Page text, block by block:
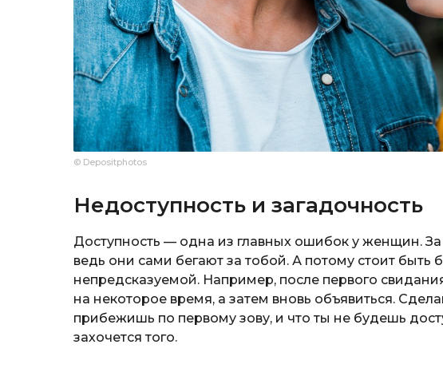
© Depositphotos
Недоступность и загадочность
Доступность — одна из главных ошибок у женщин.
ведь они сами бегают за тобой. А потому стоит быть
непредсказуемой. Например, после первого
на некоторое время, а затем вновь объявиться.
прибежишь по первому зову, и что ты не будешь
захочется того.